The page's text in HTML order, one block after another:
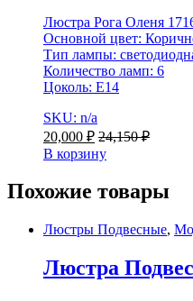
Люстра Рога Оленя
Основной цвет:
Тип лампы:
Количество ламп: 6
Цоколь: Е14
SKU: n/a
20,000 ₽ 24,150₽
В корзину
Похожие товары
Люстры Подвесные,
Люстра